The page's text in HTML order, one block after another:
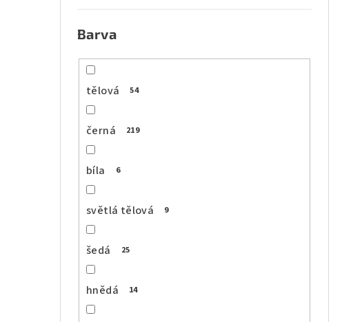
Barva
tělová 54
černá 219
bíla 6
světlá tělová 9
šedá 25
hnědá 14